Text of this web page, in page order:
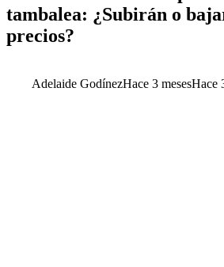
tambalea: ¿Subirán o
precios?
Adelaide GodínezHace 3 mesesHace